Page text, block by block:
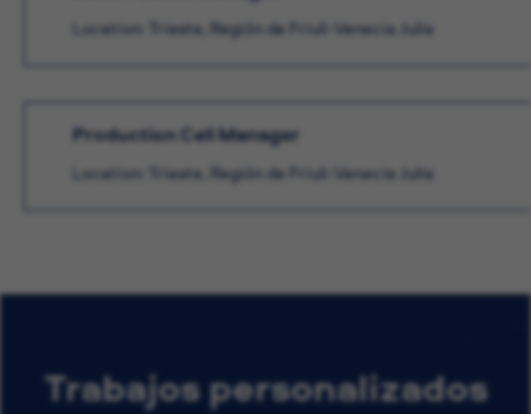
Location: Trieste, Región de Friuli-Venecia Julia
Production Cell Manager
Location: Trieste, Región de Friuli-Venecia Julia
Trabajos personalizados